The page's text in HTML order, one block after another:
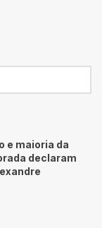
e maioria da
declaram